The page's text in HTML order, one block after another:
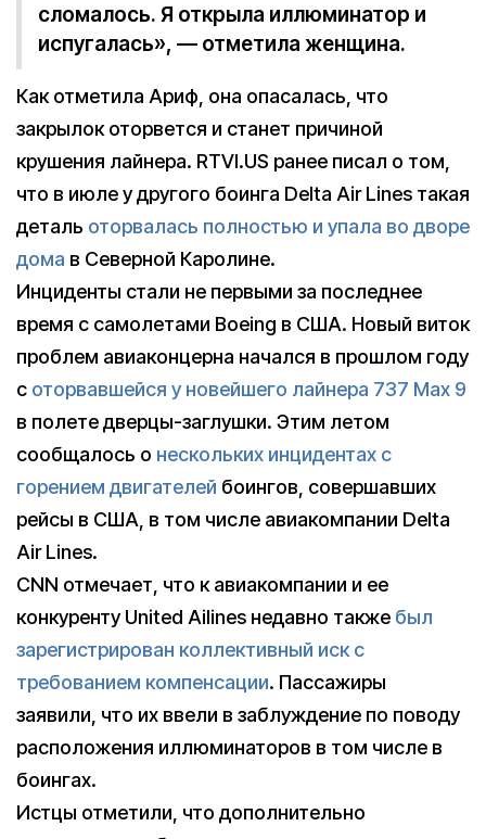
сломалось. Я открыла иллюминатор и
испугалась», — отметила женщина.
Как отметила Ариф, она опасалась, что
закрылок оторвется и станет причиной
крушения лайнера. RTVI.US ранее писал о том,
что в июле у другого боинга Delta Air Lines такая
деталь оторвалась полностью и упала во дворе
дома в Северной Каролине.
Инциденты стали не первыми за последнее
время с самолетами Boeing в США. Новый виток
проблем авиаконцерна начался в прошлом году
с оторвавшейся у новейшего лайнера 737 Max 9
в полете дверцы-заглушки. Этим летом
сообщалось о нескольких инцидентах с
горением двигателей боингов, совершавших
рейсы в США, в том числе авиакомпании Delta
Air Lines.
CNN отмечает, что к авиакомпании и ее
конкуренту United Ailines недавно также был
зарегистрирован коллективный иск с
требованием компенсации. Пассажиры
заявили, что их ввели в заблуждение по поводу
расположения иллюминаторов в том числе в
боингах.
Истцы отметили, что дополнительно